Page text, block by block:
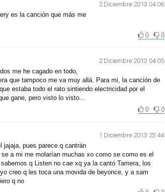
2 Diciembre 2013 04:06
es la canción que más me
0
0
2 Diciembre 2013 04:05
me he cagado en todo,
que tampoco me va muy allá. Para mi, la canción de
estaba todo el rato sintiendo electricidad por el
gane, pero visto lo visto...
0
0
1 Diciembre 2013 23:44
jajaja, pues parece q cantrán
a mi me molarían muchas xo como se como es el
q Listen no cae xq ya la cantó Tamera, los
creo q les toca una movida de beyonce, y a sam
q no